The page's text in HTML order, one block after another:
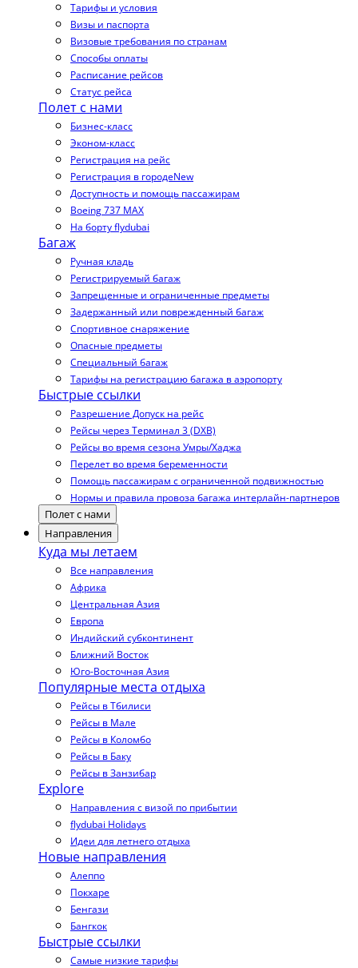
Тарифы и условия
Визы и паспорта
Визовые требования по странам
Способы оплаты
Расписание рейсов
Статус рейса
Полет с нами
Бизнес-класс
Эконом-класс
Регистрация на рейс
Регистрация в городеNew
Доступность и помощь пассажирам
Boeing 737 MAX
На борту flydubai
Багаж
Ручная кладь
Регистрируемый багаж
Запрещенные и ограниченные предметы
Задержанный или поврежденный багаж
Спортивное снаряжение
Опасные предметы
Специальный багаж
Тарифы на регистрацию багажа в аэропорту
Быстрые ссылки
Разрешение Допуск на рейс
Рейсы через Терминал 3 (DXB)
Рейсы во время сезона Умры/Хаджа
Перелет во время беременности
Помощь пассажирам с ограниченной подвижностью
Нормы и правила провоза багажа интерлайн-партнеров
Полет с нами
Направления
Куда мы летаем
Все направления
Африка
Центральная Азия
Европа
Индийский субконтинент
Ближний Восток
Юго-Восточная Азия
Популярные места отдыха
Рейсы в Тбилиси
Рейсы в Мале
Рейсы в Коломбо
Рейсы в Баку
Рейсы в Занзибар
Explore
Направления с визой по прибытии
flydubai Holidays
Идеи для летнего отдыха
Новые направления
Алеппо
Покхаре
Бенгази
Бангкок
Быстрые ссылки
Самые низкие тарифы